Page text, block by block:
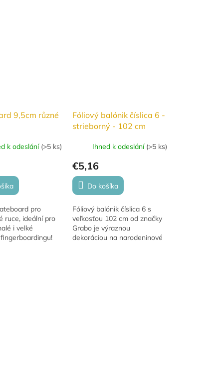
9,5cm různé
k odeslání (>5 ks)
pro
ruce, ideální pro
i velké
Fóliový balónik číslica 6 -
strieborný - 102 cm
Ihned k odeslání (>5 ks)
€5,16
Do košíka
Fóliový balónik číslica 6 s
veľkosťou 102 cm od značky
Grabo je výraznou
dekoráciou na narodeninové